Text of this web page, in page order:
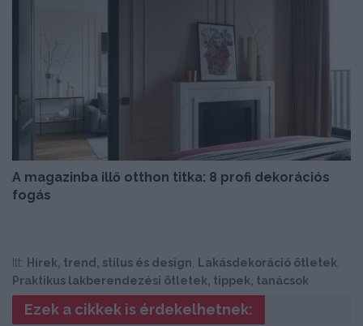
A magazinba illő otthon titka: 8 profi dekorációs
fogás
Itt: Hírek, trend, stílus és design, Lakásdekoráció ötletek,
Praktikus lakberendezési ötletek, tippek, tanácsok
Ezek a cikkek is érdekelhetnek: